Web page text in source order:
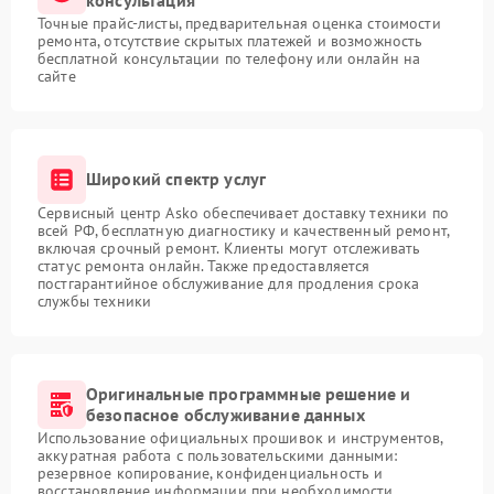
Точные прайс-листы, предварительная оценка стоимости
ремонта, отсутствие скрытых платежей и возможность
бесплатной консультации по телефону или онлайн на
сайте
Широкий спектр услуг
Сервисный центр Asko обеспечивает доставку техники по
всей РФ, бесплатную диагностику и качественный ремонт,
включая срочный ремонт. Клиенты могут отслеживать
статус ремонта онлайн. Также предоставляется
постгарантийное обслуживание для продления срока
службы техники
Оригинальные программные решение и
безопасное обслуживание данных
Использование официальных прошивок и инструментов,
аккуратная работа с пользовательскими данными:
резервное копирование, конфиденциальность и